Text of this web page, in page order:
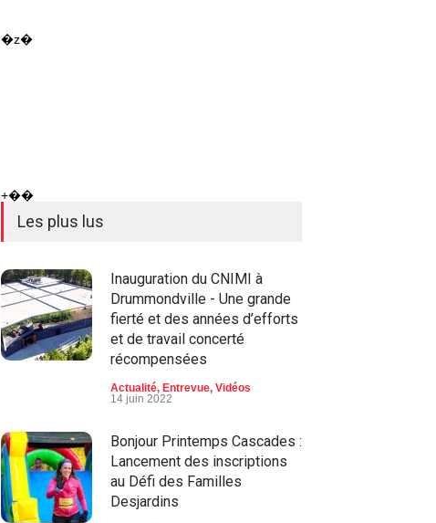
�z�
+��
Les plus lus
Inauguration du CNIMI à
Drummondville - Une grande
fierté et des années d’efforts
et de travail concerté
récompensées
Actualité, Entrevue, Vidéos
14 juin 2022
Bonjour Printemps Cascades :
Lancement des inscriptions
au Défi des Familles
Desjardins